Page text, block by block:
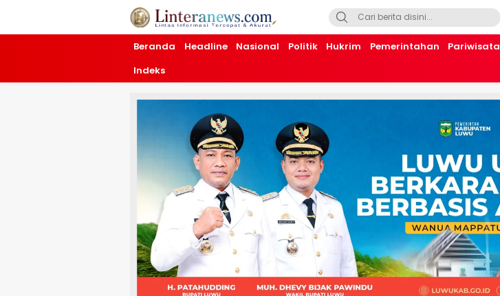
Linteranews.com
Lintas Informasi Tercepat dan Akurat
Beranda Headline Nasional Politik Hukrim Pemerintahan Pariwisata
Indeks